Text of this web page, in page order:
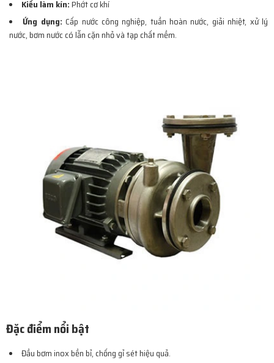
Kiểu làm kín:Phớt cơ khí
Ứng dụng: Cấp nước công nghiệp, tuần hoàn nước, giải nhiệt, xử lý
nước, bơm nước có lẫn cặn nhỏ và tạp chất mềm.
Đặc điểm nổi bật
Đầu bơm inox bền bỉ, chống gỉ sét hiệu quả.